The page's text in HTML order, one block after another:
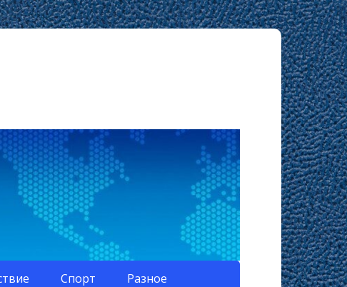
Спорт Разное